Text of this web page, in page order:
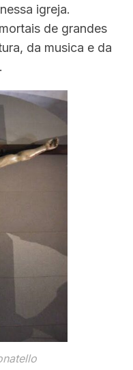
igreja.
de grandes
da musica e da